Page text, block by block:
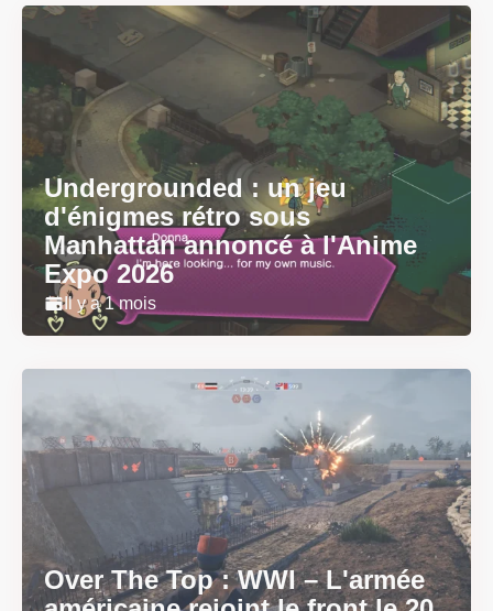
Undergrounded : un jeu
d'énigmes rétro sous
Manhattan annoncé à l'Anime
Expo 2026
Il y a 1 mois
Over The Top : WWI – L'armée